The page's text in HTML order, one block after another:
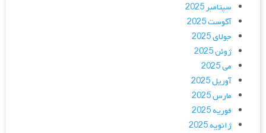
سپتامبر 2025
آگوست 2025
جولای 2025
ژوئن 2025
می 2025
آوریل 2025
مارس 2025
فوریه 2025
ژانویه 2025